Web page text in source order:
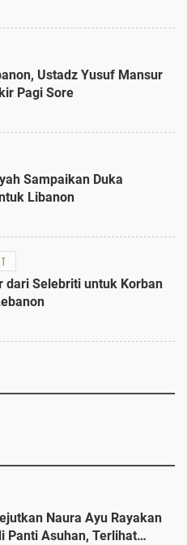
Ustadz Yusuf Mansur
Pagi Sore
Sampaikan Duka
Libanon
dari Selebriti untuk Korban
Naura Ayu Rayakan
Panti Asuhan, Terlihat